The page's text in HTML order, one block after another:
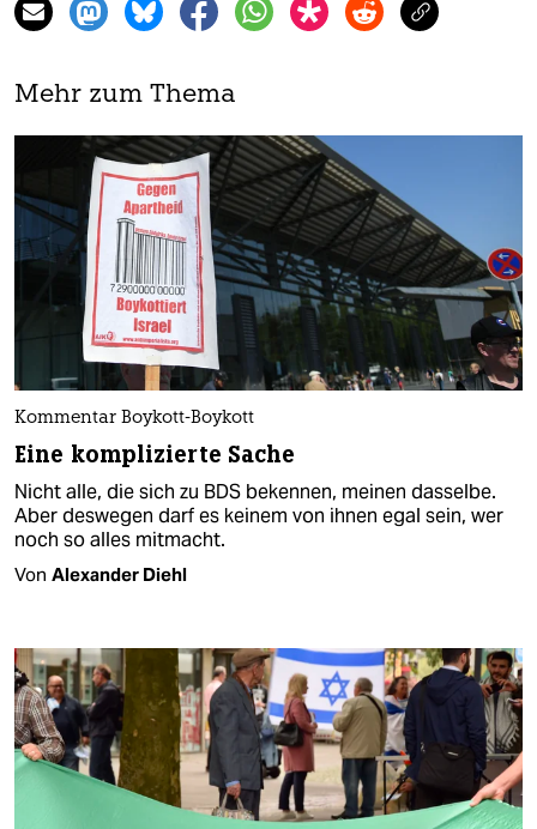
Mehr zum Thema
Kommentar Boykott-Boykott
Eine komplizierte Sache
Nicht alle, die sich zu BDS bekennen, meinen dasselbe.
Aber deswegen darf es keinem von ihnen egal sein, wer
noch so alles mitmacht.
Von Alexander Diehl